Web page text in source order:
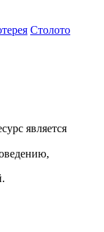
Столото
является